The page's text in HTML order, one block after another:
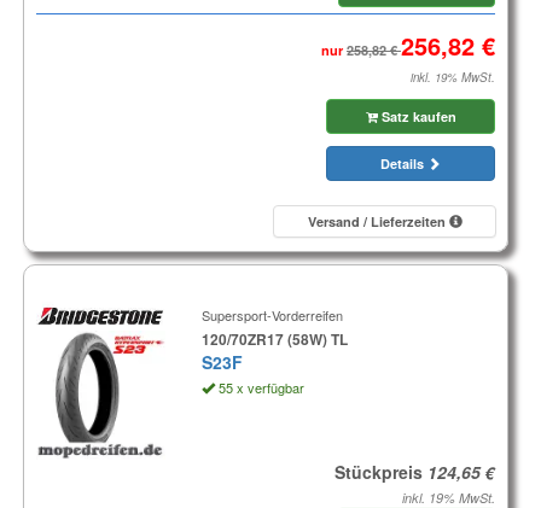
nur
inkl. 19% MwSt.
Satz kaufen
Details
Versand / Lieferzeiten
Supersport-Vorderreifen
120/70ZR17 (58W) TL
S23F
55 x verfügbar
Stückpreis
inkl. 19% MwSt.